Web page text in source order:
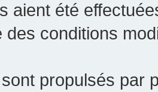
aient été
des conditions
propulsés par